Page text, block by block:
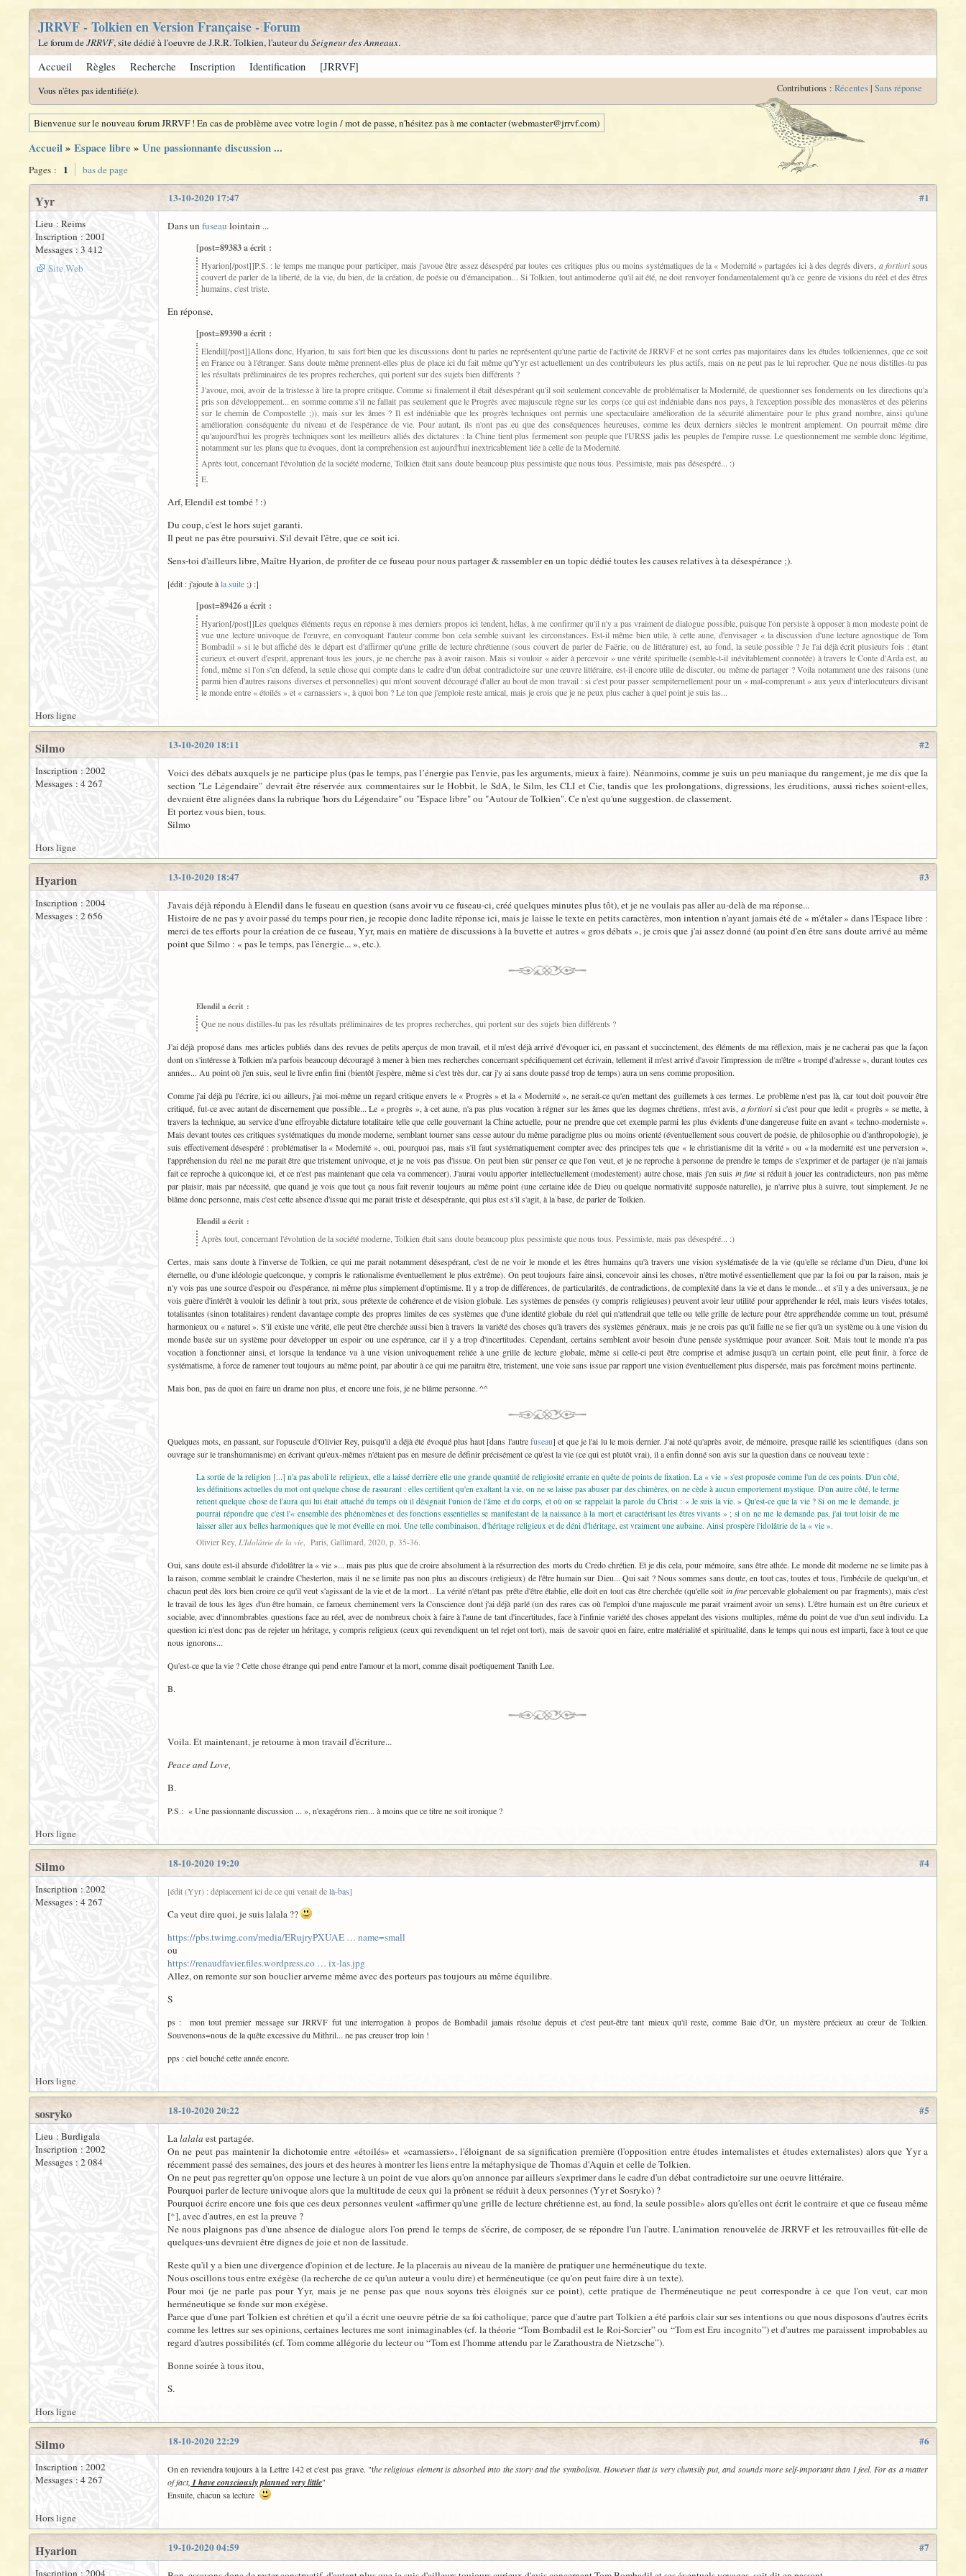
JRRVF - Tolkien en Version Française - Forum
Le forum deJRRVF, site dédié à l'oeuvre de J.R.R. Tolkien, l'auteur du Seigneur des Anneaux.
Accueil Règles Recherche Inscription Identification [JRRVF]
Vous n'êtes pas identifié(e). Contributions : Récentes| Sans réponse
Bienvenue sur le nouveau forum JRRVF ! En cas de problème avec votre login / mot de passe, n'hésitez pas à me contacter (webmaster@jrrvf.com)
Accueil» Espace libre » Une passionnante discussion ...
Pages : 1 bas de page
#1
13-10-2020 17:47
Yyr
Lieu : Reims
Inscription : 2001
Messages : 3 412
Site Web
Dans unfuseau lointain ...
[post=89383 a écrit :
Hyarion[/post]]P.S. : le temps me manque pour participer, mais j'avoue être assez désespéré par toutes ces critiques plus ou moins systématiques de la « Modernité » partagées ici à des degrés divers, a fortiorisous
couvert de parler de la liberté, de la vie, du bien, de la création, de poésie ou d'émancipation... Si Tolkien, tout antimoderne qu'il ait été, ne doit renvoyer fondamentalement qu'à ce genre de visions du réel et des êtres
humains, c'est triste.
En réponse,
[post=89390 a écrit :
Elendil[/post]]Allons donc, Hyarion, tu sais fort bien que les discussions dont tu parles ne représentent qu'une partie de l'activité de JRRVF et ne sont certes pas majoritaires dans les études tolkieniennes, que ce soit
en France ou à l'étranger. Sans doute même prennent-elles plus de place ici du fait même qu'Yyr est actuellement un des contributeurs les plus actifs, mais on ne peut pas le lui reprocher. Que ne nous distilles-tu pas
les résultats préliminaires de tes propres recherches, qui portent sur des sujets bien différents ?
J'avoue, moi, avoir de la tristesse à lire ta propre critique. Comme si finalement il était désespérant qu'il soit seulement concevable de problématiser la Modernité, de questionner ses fondements ou les directions qu'a
pris son développement... en somme comme s'il ne fallait pas seulement que le Progrès avec majuscule règne sur les corps (ce qui est indéniable dans nos pays, à l'exception possible des monastères et des pèlerins
sur le chemin de Compostelle ;)), mais sur les âmes ? Il est indéniable que les progrès techniques ont permis une spectaculaire amélioration de la sécurité alimentaire pour le plus grand nombre, ainsi qu'une
amélioration conséquente du niveau et de l'espérance de vie. Pour autant, ils n'ont pas eu que des conséquences heureuses, comme les deux derniers siècles le montrent amplement. On pourrait même dire
qu'aujourd'hui les progrès techniques sont les meilleurs alliés des dictatures : la Chine tient plus fermement son peuple que l'URSS jadis les peuples de l'empire russe. Le questionnement me semble donc légitime,
notamment sur les plans que tu évoques, dont la compréhension est aujourd'hui inextricablement liée à celle de la Modernité.
Après tout, concernant l'évolution de la société moderne, Tolkien était sans doute beaucoup plus pessimiste que nous tous. Pessimiste, mais pas désespéré... :)
E.
Arf, Elendil est tombé ! :)
Du coup, c'est le hors sujet garanti.
Il peut ne pas être poursuivi. S'il devait l'être, que ce soit ici.
Sens-toi d'ailleurs libre, Maître Hyarion, de profiter de ce fuseau pour nous partager & rassembler en un topic dédié toutes les causes relatives à ta désespérance ;).
[édit : j'ajoute àla suite ;) :]
[post=89426 a écrit :
Hyarion[/post]]Les quelques éléments reçus en réponse à mes derniers propos ici tendent, hélas, à me confirmer qu'il n'y a pas vraiment de dialogue possible, puisque l'on persiste à opposer à mon modeste point de
vue une lecture univoque de l'œuvre, en convoquant l'auteur comme bon cela semble suivant les circonstances. Est-il même bien utile, à cette aune, d'envisager « la discussion d'une lecture agnostique de Tom
Bombadil » si le but affiché dès le départ est d'affirmer qu'une grille de lecture chrétienne (sous couvert de parler de Faërie, ou de littérature) est, au fond, la seule possible ? Je l'ai déjà écrit plusieurs fois : étant
curieux et ouvert d'esprit, apprenant tous les jours, je ne cherche pas à avoir raison. Mais si vouloir « aider à percevoir » une vérité spirituelle (semble-t-il inévitablement connotée) à travers le Conte d'Arda est, au
fond, même si l'on s'en défend, la seule chose qui compte dans le cadre d'un débat contradictoire sur une œuvre littéraire, est-il encore utile de discuter, ou même de partager ? Voila notamment une des raisons (une
parmi bien d'autres raisons diverses et personnelles) qui m'ont souvent découragé d'aller au bout de mon travail : si c'est pour passer sempiternellement pour un « mal-comprenant » aux yeux d'interlocuteurs divisant
le monde entre « étoilés » et « carnassiers », à quoi bon ? Le ton que j'emploie reste amical, mais je crois que je ne peux plus cacher à quel point je suis las...
Hors ligne
#2
13-10-2020 18:11
Silmo
Inscription : 2002
Messages : 4 267
Voici des débats auxquels je ne participe plus (pas le temps, pas l’énergie pas l'envie, pas les arguments, mieux à faire). Néanmoins, comme je suis un peu maniaque du rangement, je me dis que la
section "Le Légendaire" devrait être réservée aux commentaires sur le Hobbit, le SdA, le Silm, les CLI et Cie, tandis que les prolongations, digressions, les éruditions, aussi riches soient-elles,
devraient être alignées dans la rubrique 'hors du Légendaire" ou "Espace libre" ou "Autour de Tolkien". Ce n'est qu'une suggestion. de classement.
Et portez vous bien, tous.
Silmo
Hors ligne
#3
13-10-2020 18:47
Hyarion
Inscription : 2004
Messages : 2 656
J'avais déjà répondu à Elendil dans le fuseau en question (sans avoir vu ce fuseau-ci, créé quelques minutes plus tôt), et je ne voulais pas aller au-delà de ma réponse...
Histoire de ne pas y avoir passé du temps pour rien, je recopie donc ladite réponse ici, mais je laisse le texte en petits caractères, mon intention n'ayant jamais été de « m'étaler » dans l'Espace libre :
merci de tes efforts pour la création de ce fuseau, Yyr, mais en matière de discussions à la buvette et autres « gros débats », je crois que j'ai assez donné (au point d'en être sans doute arrivé au même
point que Silmo : « pas le temps, pas l'énergie... », etc.).
Elendil a écrit :
Que ne nous distilles-tu pas les résultats préliminaires de tes propres recherches, qui portent sur des sujets bien différents ?
J'ai déjà proposé dans mes articles publiés dans des revues de petits aperçus de mon travail, et il m'est déjà arrivé d'évoquer ici, en passant et succinctement, des éléments de ma réflexion, mais je ne cacherai pas que la façon
dont on s'intéresse à Tolkien m'a parfois beaucoup découragé à mener à bien mes recherches concernant spécifiquement cet écrivain, tellement il m'est arrivé d'avoir l'impression de m'être « trompé d'adresse », durant toutes ces
années... Au point où j'en suis, seul le livre enfin fini (bientôt j'espère, même si c'est très dur, car j'y ai sans doute passé trop de temps) aura un sens comme proposition.
Comme j'ai déjà pu l'écrire, ici ou ailleurs, j'ai moi-même un regard critique envers le « Progrès » et la « Modernité », ne serait-ce qu'en mettant des guillemets à ces termes. Le problème n'est pas là, car tout doit pouvoir être
critiqué, fut-ce avec autant de discernement que possible... Le « progrès », à cet aune, n'a pas plus vocation à régner sur les âmes que les dogmes chrétiens, m'est avis, a fortiorisi c'est pour que ledit « progrès » se mette, à
travers la technique, au service d'une effroyable dictature totalitaire telle que celle gouvernant la Chine actuelle, pour ne prendre que cet exemple parmi les plus évidents d'une dangereuse fuite en avant « techno-moderniste ».
Mais devant toutes ces critiques systématiques du monde moderne, semblant tourner sans cesse autour du même paradigme plus ou moins orienté (éventuellement sous couvert de poésie, de philosophie ou d'anthropologie), je
suis effectivement désespéré : problématiser la « Modernité », oui, pourquoi pas, mais s'il faut systématiquement compter avec des principes tels que « le christianisme dit la vérité » ou « la modernité est une perversion »,
l'appréhension du réel ne me parait être que tristement univoque, et je ne vois pas d'issue. On peut bien sûr penser ce que l'on veut, et je ne reproche à personne de prendre le temps de s'exprimer et de partager (je n'ai jamais
fait ce reproche à quiconque ici, et ce n'est pas maintenant que cela va commencer). J'aurai voulu apporter intellectuellement (modestement) autre chose, mais j'en suis in fine si réduit à jouer les contradicteurs, non pas même
par plaisir, mais par nécessité, que quand je vois que tout ça nous fait revenir toujours au même point (une certaine idée de Dieu ou quelque normativité supposée naturelle), je n'arrive plus à suivre, tout simplement. Je ne
blâme donc personne, mais c'est cette absence d'issue qui me parait triste et désespérante, qui plus est s'il s'agit, à la base, de parler de Tolkien.
Elendil a écrit :
Après tout, concernant l'évolution de la société moderne, Tolkien était sans doute beaucoup plus pessimiste que nous tous. Pessimiste, mais pas désespéré... :)
Certes, mais sans doute à l'inverse de Tolkien, ce qui me parait notamment désespérant, c'est de ne voir le monde et les êtres humains qu'à travers une vision systématisée de la vie (qu'elle se réclame d'un Dieu, d'une loi
éternelle, ou d'une idéologie quelconque, y compris le rationalisme éventuellement le plus extrême). On peut toujours faire ainsi, concevoir ainsi les choses, n'être motivé essentiellement que par la foi ou par la raison, mais je
n'y vois pas une source d'espoir ou d'espérance, ni même plus simplement d'optimisme. Il y a trop de différences, de particularités, de contradictions, de complexité dans la vie et dans le monde... et s'il y a des universaux, je ne
vois guère d'intérêt à vouloir les définir à tout prix, sous prétexte de cohérence et de vision globale. Les systèmes de pensées (y compris religieuses) peuvent avoir leur utilité pour appréhender le réel, mais leurs visées totales,
totalisantes (sinon totalitaires) rendent davantage compte des propres limites de ces systèmes que d'une identité globale du réel qui n'attendrait que telle ou telle grille de lecture pour être appréhendée comme un tout, présumé
harmonieux ou « naturel ». S'il existe une vérité, elle peut être cherchée aussi bien à travers la variété des choses qu'à travers des systèmes généraux, mais je ne crois pas qu'il faille ne se fier qu'à un système ou à une vision du
monde basée sur un système pour développer un espoir ou une espérance, car il y a trop d'incertitudes. Cependant, certains semblent avoir besoin d'une pensée systémique pour avancer. Soit. Mais tout le monde n'a pas
vocation à fonctionner ainsi, et lorsque la tendance va à une vision univoquement reliée à une grille de lecture globale, même si celle-ci peut être comprise et admise jusqu'à un certain point, elle peut finir, à force de
systématisme, à force de ramener tout toujours au même point, par aboutir à ce qui me paraitra être, tristement, une voie sans issue par rapport une vision éventuellement plus dispersée, mais pas forcément moins pertinente.
Mais bon, pas de quoi en faire un drame non plus, et encore une fois, je ne blâme personne. ^^
Quelques mots, en passant, sur l'opuscule d'Olivier Rey, puisqu'il a déjà été évoqué plus haut [dans l'autrefuseau] et que je l'ai lu le mois dernier. J'ai noté qu'après avoir, de mémoire, presque raillé les scientifiques (dans son
ouvrage sur le transhumanisme) en écrivant qu'eux-mêmes n'étaient pas en mesure de définir précisément ce qu'est la vie (ce qui est plutôt vrai), il a enfin donné son avis sur la question dans ce nouveau texte :
La sortie de la religion [...] n'a pas aboli le religieux, elle a laissé derrière elle une grande quantité de religiosité errante en quête de points de fixation. La « vie » s'est proposée comme l'un de ces points. D'un côté,
les définitions actuelles du mot ont quelque chose de rassurant : elles certifient qu'en exaltant la vie, on ne se laisse pas abuser par des chimères, on ne cède à aucun emportement mystique. D'un autre côté, le terme
retient quelque chose de l'aura qui lui était attaché du temps où il désignait l'union de l'âme et du corps, et où on se rappelait la parole du Christ : « Je suis la vie. » Qu'est-ce que la vie ? Si on me le demande, je
pourrai répondre que c'est l'« ensemble des phénomènes et des fonctions essentielles se manifestant de la naissance à la mort et caractérisant les êtres vivants » ; si on ne me le demande pas, j'ai tout loisir de me
laisser aller aux belles harmoniques que le mot éveille en moi. Une telle combinaison, d'héritage religieux et de déni d'héritage, est vraiment une aubaine. Ainsi prospère l'idolâtrie de la « vie ».
Olivier Rey, L'Idolâtrie de la vie, Paris, Gallimard, 2020, p. 35-36.
Oui, sans doute est-il absurde d'idolâtrer la « vie »... mais pas plus que de croire absolument à la résurrection des morts du Credo chrétien. Et je dis cela, pour mémoire, sans être athée. Le monde dit moderne ne se limite pas à
la raison, comme semblait le craindre Chesterton, mais il ne se limite pas non plus au discours (religieux) de l'être humain sur Dieu... Qui sait ? Nous sommes sans doute, en tout cas, toutes et tous, l'imbécile de quelqu'un, et
chacun peut dès lors bien croire ce qu'il veut s'agissant de la vie et de la mort... La vérité n'étant pas prête d'être établie, elle doit en tout cas être cherchée (qu'elle soit in finepercevable globalement ou par fragments), mais c'est
le travail de tous les âges d'un être humain, ce fameux cheminement vers la Conscience dont j'ai déjà parlé (un des rares cas où l'emploi d'une majuscule me parait vraiment avoir un sens). L'être humain est un être curieux et
sociable, avec d'innombrables questions face au réel, avec de nombreux choix à faire à l'aune de tant d'incertitudes, face à l'infinie variété des choses appelant des visions multiples, même du point de vue d'un seul individu. La
question ici n'est donc pas de rejeter un héritage, y compris religieux (ceux qui revendiquent un tel rejet ont tort), mais de savoir quoi en faire, entre matérialité et spiritualité, dans le temps qui nous est imparti, face à tout ce que
nous ignorons...
Qu'est-ce que la vie ? Cette chose étrange qui pend entre l'amour et la mort, comme disait poétiquement Tanith Lee.
B.
Voila. Et maintenant, je retourne à mon travail d'écriture...
Peace and Love,
B.
P.S.: « Une passionnante discussion ... », n'exagérons rien... à moins que ce titre ne soit ironique ?
Hors ligne
#4
18-10-2020 19:20
Silmo
Inscription : 2002
Messages : 4 267
[édit (Yyr) : déplacement ici de ce qui venait delà-bas]
Ca veut dire quoi, je suis lalala ??
https://pbs.twimg.com/media/ERujryPXUAE … name=small
ou
https://renaudfavier.files.wordpress.co … ix-las.jpg
Allez, on remonte sur son bouclier arverne même avec des porteurs pas toujours au même équilibre.
S
ps : mon tout premier message sur JRRVF fut une interrogation à propos de Bombadil jamais résolue depuis et c'est peut-être tant mieux qu'il reste, comme Baie d'Or, un mystère précieux au cœur de Tolkien.
Souvenons=nous de la quête excessive du Mithril... ne pas creuser trop loin !
pps : ciel bouché cette année encore.
Hors ligne
#5
18-10-2020 20:22
sosryko
Lieu : Burdigala
Inscription : 2002
Messages : 2 084
Lalalala est partagée.
On ne peut pas maintenir la dichotomie entre «étoilés» et «carnassiers», l'éloignant de sa signification première (l'opposition entre études internalistes et études externalistes) alors que Yyr a
récemment passé des semaines, des jours et des heures à montrer les liens entre la métaphysique de Thomas d'Aquin et celle de Tolkien.
On ne peut pas regretter qu'on oppose une lecture à un point de vue alors qu'on annonce par ailleurs s'exprimer dans le cadre d'un débat contradictoire sur une oeuvre littéraire.
Pourquoi parler de lecture univoque alors que la multitude de ceux qui la prônent se réduit à deux personnes (Yyr et Sosryko) ?
Pourquoi écrire encore une fois que ces deux personnes veulent «affirmer qu'une grille de lecture chrétienne est, au fond, la seule possible» alors qu'elles ont écrit le contraire et que ce fuseau même
[*], avec d'autres, en est la preuve ?
Ne nous plaignons pas d'une absence de dialogue alors l'on prend le temps de s'écrire, de composer, de se répondre l'un l'autre. L'animation renouvelée de JRRVF et les retrouvailles fût-elle de
quelques-uns devraient être dignes de joie et non de lassitude.
Reste qu'il y a bien une divergence d'opinion et de lecture. Je la placerais au niveau de la manière de pratiquer une herméneutique du texte.
Nous oscillons tous entre exégèse (la recherche de ce qu'un auteur a voulu dire) et herméneutique (ce qu'on peut faire dire à un texte).
Pour moi (je ne parle pas pour Yyr, mais je ne pense pas que nous soyons très éloignés sur ce point), cette pratique de l'herméneutique ne peut correspondre à ce que l'on veut, car mon
herméneutique se fonde sur mon exégèse.
Parce que d'une part Tolkien est chrétien et qu'il a écrit une oeuvre pétrie de sa foi catholique, parce que d'autre part Tolkien a été parfois clair sur ses intentions ou que nous disposons d'autres écrits
comme les lettres sur ses opinions, certaines lectures me sont inimaginables (cf. la théorie “Tom Bombadil est le Roi-Sorcier” ou “Tom est Eru incognito”) et d'autres me paraissent improbables au
regard d'autres possibilités (cf. Tom comme allégorie du lecteur ou “Tom est l'homme attendu par le Zarathoustra de Nietzsche”).
Bonne soirée à tous itou,
S.
Hors ligne
#6
18-10-2020 22:29
Silmo
Inscription : 2002
Messages : 4 267
On en reviendra toujours à la Lettre 142 et c'est pas grave. "the religious element is absorbed into the story and the symbolism. However that is very clumsily put, and sounds more self-important than I feel. For as a matter
of fact, I have consciously planned very little"
Ensuite, chacun sa lecture
Hors ligne
#7
19-10-2020 04:59
Hyarion
Inscription : 2004